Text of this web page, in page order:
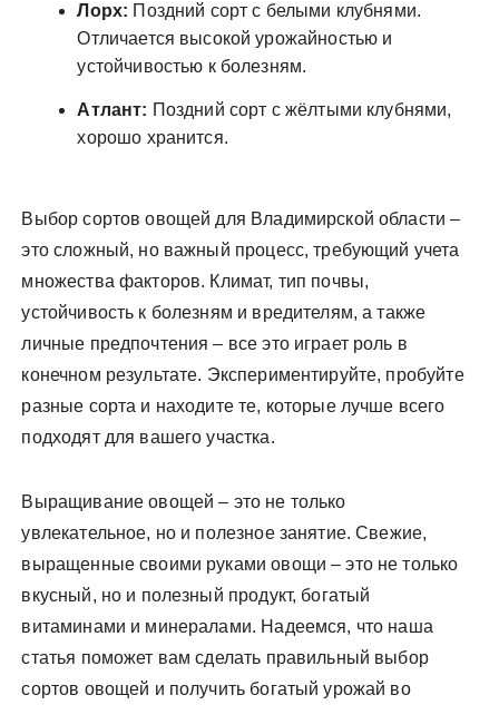
Лорх: Поздний сорт с белыми клубнями.
Отличается высокой урожайностью и
устойчивостью к болезням.
Атлант: Поздний сорт с жёлтыми клубнями,
хорошо хранится.
Выбор сортов овощей для Владимирской области –
это сложный, но важный процесс, требующий учета
множества факторов. Климат, тип почвы,
устойчивость к болезням и вредителям, а также
личные предпочтения – все это играет роль в
конечном результате. Экспериментируйте, пробуйте
разные сорта и находите те, которые лучше всего
подходят для вашего участка.
Выращивание овощей – это не только
увлекательное, но и полезное занятие. Свежие,
выращенные своими руками овощи – это не только
вкусный, но и полезный продукт, богатый
витаминами и минералами. Надеемся, что наша
статья поможет вам сделать правильный выбор
сортов овощей и получить богатый урожай во